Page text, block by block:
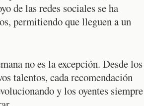
de las redes sociales se ha
permitiendo que lleguen a un
no es la excepción. Desde los
talentos, cada recomendación
y los oyentes siempre